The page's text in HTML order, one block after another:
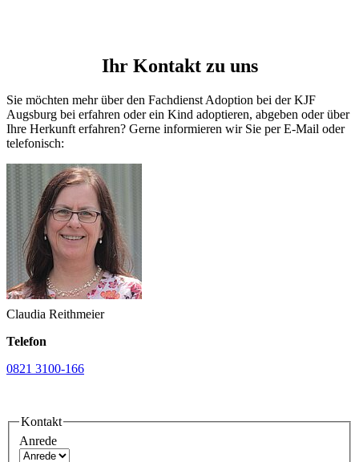
Ihr Kontakt zu uns
Sie möchten mehr über den Fachdienst Adoption bei der KJF
Augsburg bei erfahren oder ein Kind adoptieren, abgeben oder über
Ihre Herkunft erfahren? Gerne informieren wir Sie per E-Mail oder
telefonisch:
Claudia Reithmeier
Telefon
0821 3100-166
Kontakt
Anrede